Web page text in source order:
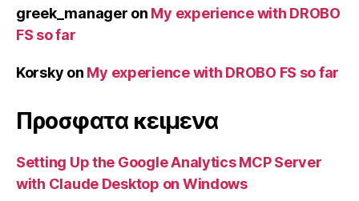
greek_manager on My experience with DROBO
FS so far
Korsky on My experience with DROBO FS so far
Προσφατα κειμενα
Setting Up the Google Analytics MCP Server
with Claude Desktop on Windows